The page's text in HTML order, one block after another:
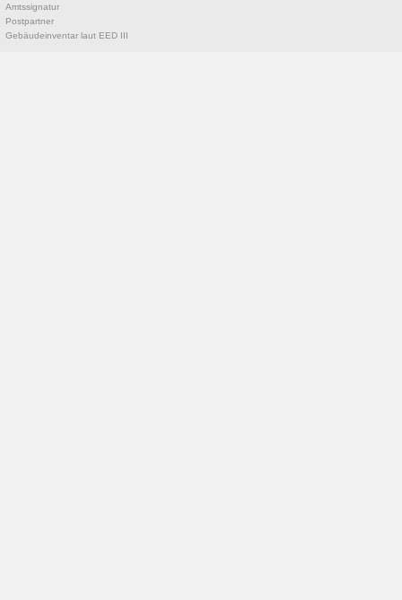
Amtssignatur
Postpartner
Gebäudeinventar laut EED III